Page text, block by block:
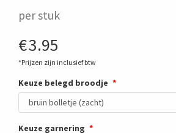
per stuk
€3.95
*Prijzen zijn inclusief btw
Keuze belegd broodje
Keuze garnering